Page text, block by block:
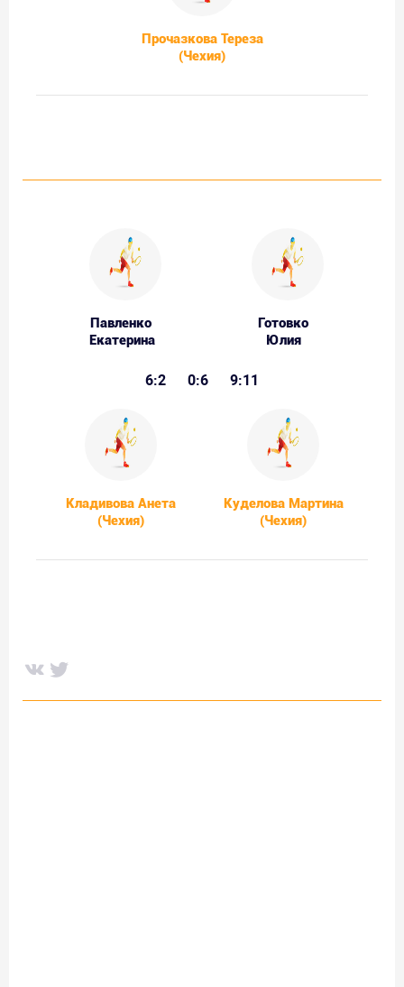
Прочазкова Тереза
(Чехия)
Павленко
Екатерина
Готовко
Юлия
6:2 0:6 9:11
Кладивова Анета
(Чехия)
Куделова Мартина
(Чехия)